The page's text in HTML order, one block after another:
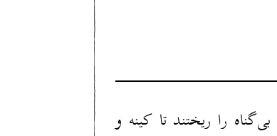
را ریختند تا کینه و